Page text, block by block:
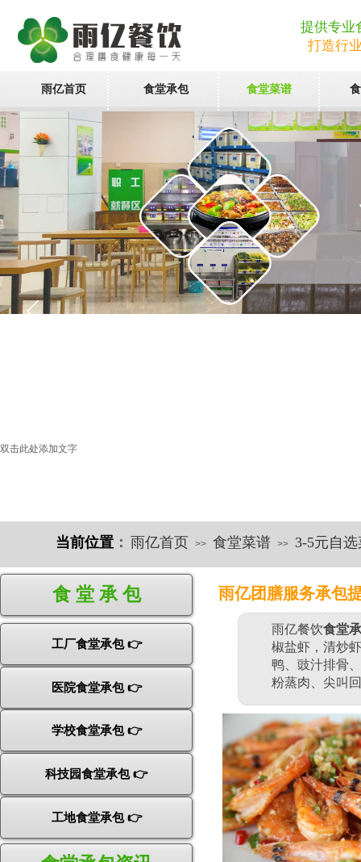
快速导航
提供专业
打造行
雨亿首页 食堂承包 食堂菜谱
双击此处添加文字
当前位置 ： 雨亿首页 >> 食堂菜谱 >> 3-5元自
食 堂 承 包 雨亿团膳服务承包
雨亿餐饮食堂
椒盐虾，清炒
鸭、豉汁排骨
粉蒸肉、尖叫
工厂食堂承包 👉
医院食堂承包 👉
学校食堂承包 👉
科技园食堂承包 👉
工地食堂承包 👉